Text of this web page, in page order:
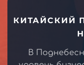
КИТАЙСКИЙ
В